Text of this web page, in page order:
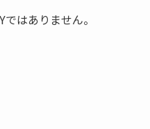
はありません。